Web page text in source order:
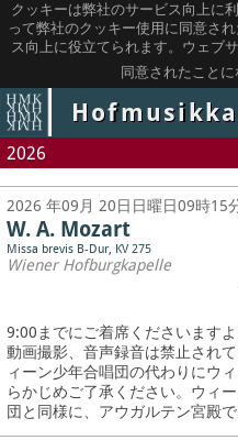
クッキーは弊社のサービス向上に
って弊社のクッキー使用に同意さ
ス向上に役立てられます。ウェブ
同意されたことに
2026
2026 年09月 20日日曜日09時15
W. A. Mozart
Missa brevis B-Dur, KV 275
Wiener Hofburgkapelle
9:00までにご着席くださいます
動画撮影、音声録音は禁止されて
ィーン少年合唱団の代わりにウ
らかじめご了承ください。ウィ
団と同様に、アウガルテン宮殿